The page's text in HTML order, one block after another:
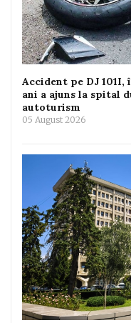
Accident pe DJ
ani a ajuns la spital
autoturism
05 August 2026